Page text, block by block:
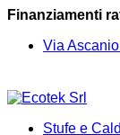
Finanziamenti
Via
Stufe e